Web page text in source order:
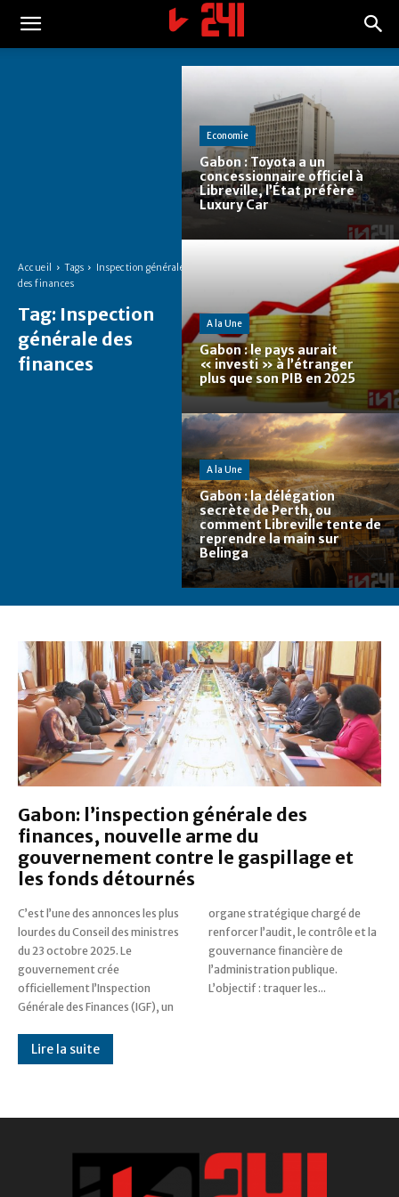
Accueil Tags
Inspection générale
des finances
Tag: Inspection
générale des
finances
Economie
Gabon : Toyota a un
concessionnaire officiel à
Libreville, l’État préfère
Luxury Car
A la Une
Gabon : le pays aurait
« investi » à l’étranger
plus que son PIB en 2025
A la Une
Gabon : la délégation
secrète de Perth, ou
comment Libreville tente de
reprendre la main sur
Belinga
Gabon: l’inspection générale des
finances, nouvelle arme du
gouvernement contre le gaspillage et
les fonds détournés
C’est l’une des annonces les plus
lourdes du Conseil des ministres
du 23 octobre 2025. Le
gouvernement crée
officiellement l’Inspection
Générale des Finances (IGF), un
organe stratégique chargé de
renforcer l’audit, le contrôle et la
gouvernance financière de
l’administration publique.
L’objectif : traquer les...
Lire la suite